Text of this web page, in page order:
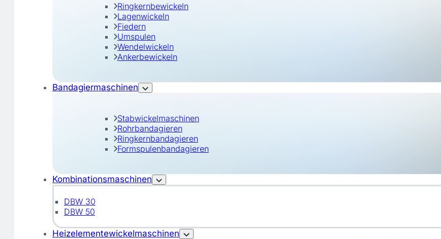
Ringkernbewickeln
Lagenwickeln
Fiedern
Umspulen
Wendelwickeln
Ankerbewickeln
Bandagiermaschinen
Stabwickelmaschinen
Rohrbandagieren
Ringkernbandagieren
Formspulenbandagieren
Kombinationsmaschinen
DBW 30
DBW 50
Heizelementewickelmaschinen